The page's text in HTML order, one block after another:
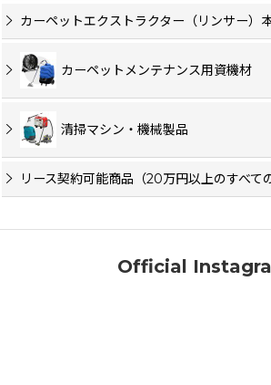
カーペットエクストラクター（リンサー）
カーペットメンテナンス用資機材
清掃マシン・機械製品
リース契約可能商品（20万円以上のすべて
Official